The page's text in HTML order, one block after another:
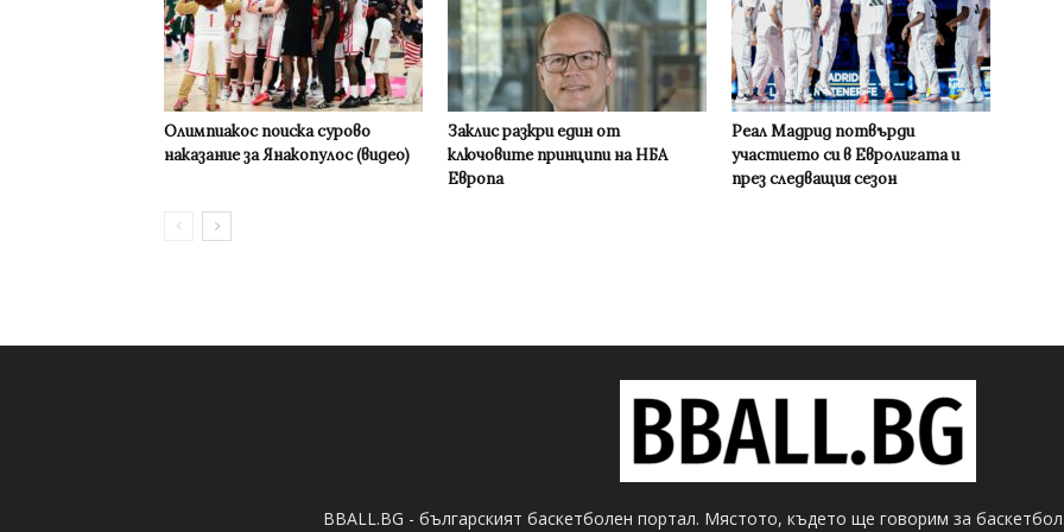
Олимпиакос поиска сурово
наказание за Янакопулос (видео)
Заклис разкри един от
ключовите принципи на НБА
Европа
Реал Мадрид потвърди
участието си в Евролигата и
през следващия сезон
BBALL.BG - българският баскетболен портал. Мястото, където ще говорим за